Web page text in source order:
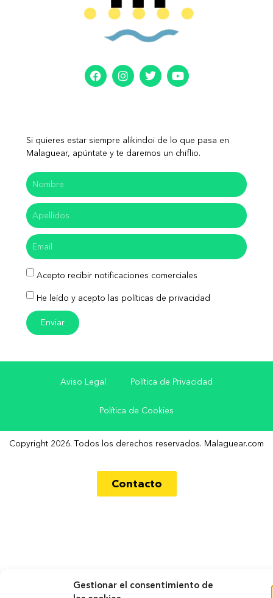
Gestionar el consentimiento de
Si quieres estar siempre alikindoi de lo que pasa en
Malaguear, apúntate y te daremos un chiflio.
Acepto recibir notificaciones comerciales
He leído y acepto las políticas de privacidad
Enviar
Aviso Legal Política de Privacidad
Política de Cookies
Copyright 2026. Todos los derechos reservados. Malaguear.com
Contacto